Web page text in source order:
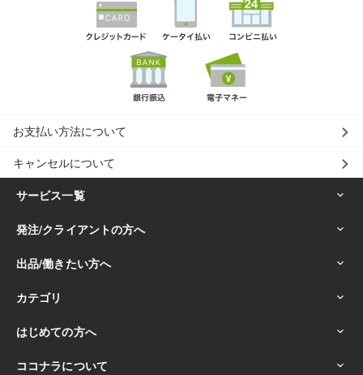
お支払い方法について
キャンセルについて